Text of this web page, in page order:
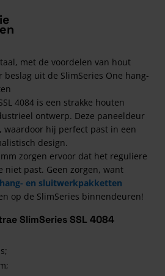
met de voordelen van hout
beslag uit de SlimSeries One hang-
4084 is een strakke houten
ontwerp. Deze paneeldeur
waardoor hij perfect past in een
design.
zorgen ervoor dat het reguliere
niet past. Geen zorgen, want
hang- en sluitwerkpakketten
op de SlimSeries binnendeuren!
SlimSeries SSL 4084